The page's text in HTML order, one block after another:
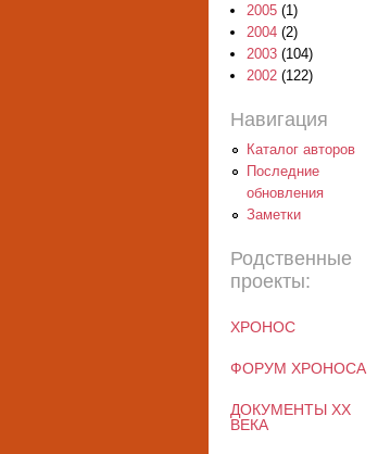
2005 (1)
2004 (2)
2003 (104)
2002 (122)
Навигация
Каталог авторов
Последние
обновления
Заметки
Родственные
проекты:
ХРОНОС
ФОРУМ ХРОНОСА
ДОКУМЕНТЫ XX
ВЕКА